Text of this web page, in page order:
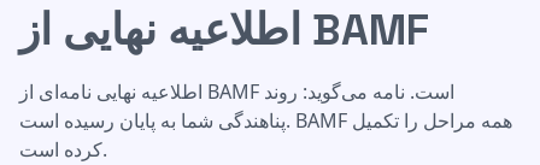
اطلاعیه نهایی از BAMF
اطلاعیه نهایی نامه‌ای از BAMF است. نامه می‌گوید: روند
پناهندگی شما به پایان رسیده است. BAMF همه مراحل را تکمیل
کرده است.